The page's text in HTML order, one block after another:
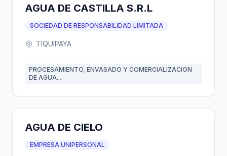
AGUA DE CASTILLA S.R.L
SOCIEDAD DE RESPONSABILIDAD LIMITADA
TIQUIPAYA
PROCESAMIENTO, ENVASADO Y COMERCIALIZACION
DE AGUA...
AGUA DE CIELO
EMPRESA UNIPERSONAL